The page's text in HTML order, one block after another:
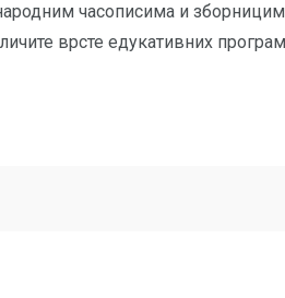
часописима и
врсте едукативних